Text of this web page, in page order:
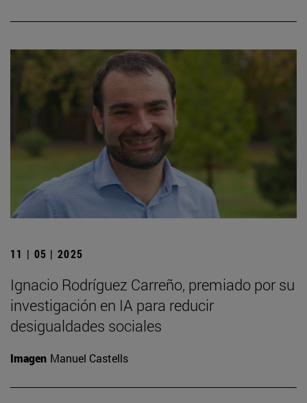
11 | 05 | 2025
Ignacio Rodríguez Carreño, premiado por su
investigación en IA para reducir
desigualdades sociales
Imagen Manuel Castells